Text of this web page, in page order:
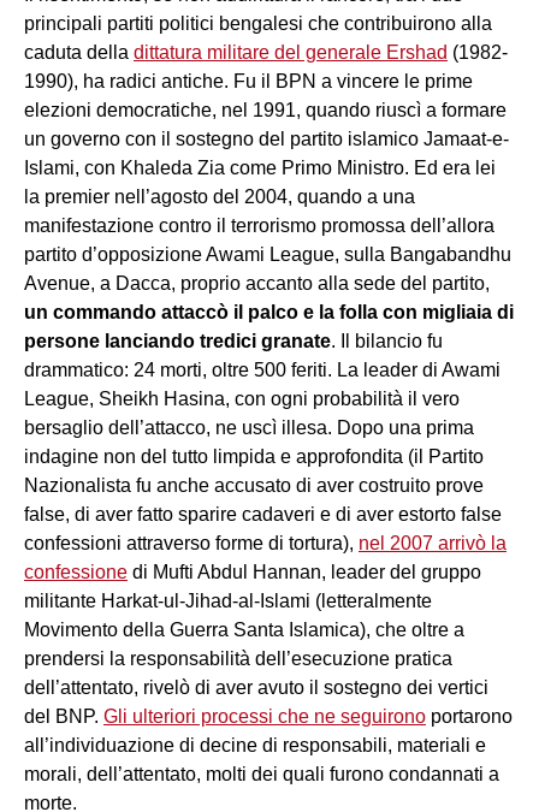
principali partiti politici bengalesi che contribuirono alla
caduta della dittatura militare del generale Ershad (1982-
1990), ha radici antiche. Fu il BPN a vincere le prime
elezioni democratiche, nel 1991, quando riuscì a formare
un governo con il sostegno del partito islamico Jamaat-e-
Islami, con Khaleda Zia come Primo Ministro. Ed era lei
la premier nell’agosto del 2004, quando a una
manifestazione contro il terrorismo promossa dell’allora
partito d’opposizione Awami League, sulla Bangabandhu
Avenue, a Dacca, proprio accanto alla sede del partito,
un commando attaccò il palco e la folla con migliaia di
persone lanciando tredici granate. Il bilancio fu
drammatico: 24 morti, oltre 500 feriti. La leader di Awami
League, Sheikh Hasina, con ogni probabilità il vero
bersaglio dell’attacco, ne uscì illesa. Dopo una prima
indagine non del tutto limpida e approfondita (il Partito
Nazionalista fu anche accusato di aver costruito prove
false, di aver fatto sparire cadaveri e di aver estorto false
confessioni attraverso forme di tortura), nel 2007 arrivò la
confessione di Mufti Abdul Hannan, leader del gruppo
militante Harkat-ul-Jihad-al-Islami (letteralmente
Movimento della Guerra Santa Islamica), che oltre a
prendersi la responsabilità dell’esecuzione pratica
dell’attentato, rivelò di aver avuto il sostegno dei vertici
del BNP. Gli ulteriori processi che ne seguirono portarono
all’individuazione di decine di responsabili, materiali e
morali, dell’attentato, molti dei quali furono condannati a
morte.